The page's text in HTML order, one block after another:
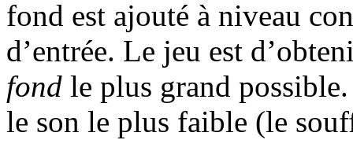
fond est ajouté à niveau
d’entrée. Le jeu est
fond le plus grand
le son le plus faible (le